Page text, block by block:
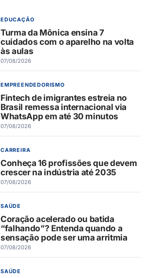
EDUCAÇÃO
Turma da Mônica ensina 7
cuidados com o aparelho na volta
às aulas
07/08/2026
EMPREENDEDORISMO
Fintech de imigrantes estreia no
Brasil remessa internacional via
WhatsApp em até 30 minutos
07/08/2026
CARREIRA
Conheça 16 profissões que devem
crescer na indústria até 2035
07/08/2026
SAÚDE
Coração acelerado ou batida
“falhando”? Entenda quando a
sensação pode ser uma arritmia
07/08/2026
SAÚDE